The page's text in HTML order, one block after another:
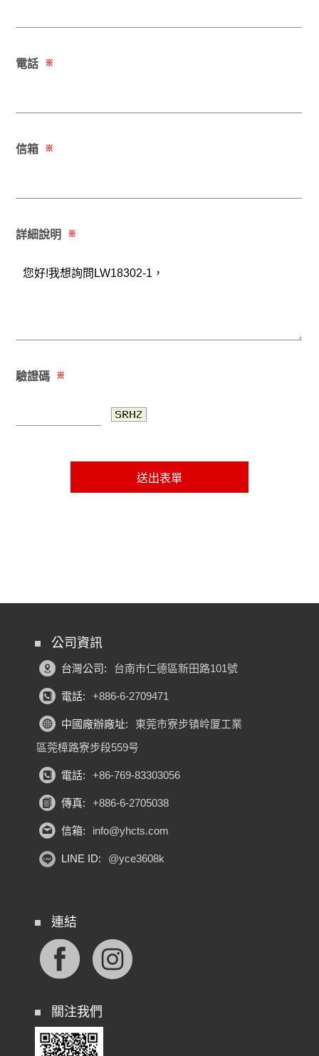
電話 ※
信箱 ※
詳細說明 ※
驗證碼 ※
公司資訊
台灣公司: 台南市仁德區新田路101號
電話: +886-6-2709471
中國廠辦廠址:
東莞市寮步镇岭厦工業
區莞樟路寮步段559号
電話: +86-769-83303056
傳真: +886-6-2705038
信箱: info@yhcts.com
LINE ID: @yce3608k
連結
關注我們